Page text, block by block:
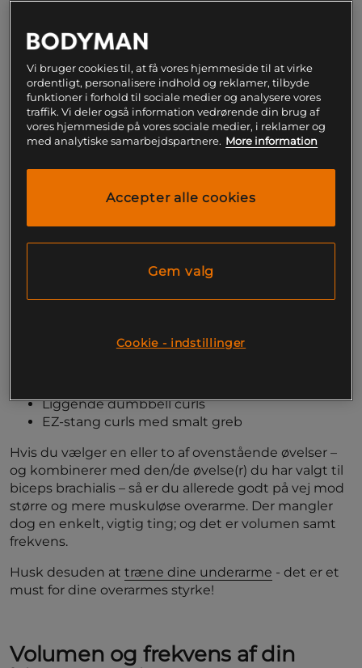
argumenteres for, at du rammer begge biceps
muskler under curls; men grundet musklernes
placering kan du sagtens variere det stress, som
hver muskel bliver udsat for; præcis som eksemplet
med hammer grip curls.
Biceps brachii hæfter oppe omkring skulderleddet,
brachii væsentlig mere end biceps brachialis.
øvelsen øger strækket over biceps-musklen.
Liggende dumbbell curls
EZ-stang curls med smalt greb
Hvis du vælger en eller to af ovenstående øvelser –
og kombinerer med den/de øvelse(r) du har valgt til
biceps brachialis – så er du allerede godt på vej mod
større og mere muskuløse overarme. Der mangler
dog en enkelt, vigtig ting; og det er volumen samt
frekvens.
Husk desuden at træne dine underarme - det er et
must for dine overarmes styrke!
Volumen og frekvens af din
Vi bruger cookies til, at få vores hjemmeside til at virke
ordentligt, personalisere indhold og reklamer, tilbyde
funktioner i forhold til sociale medier og analysere vores
traffik. Vi deler også information vedrørende din brug af
vores hjemmeside på vores sociale medier, i reklamer og
med analytiske samarbejdspartnere. More information
Accepter alle cookies
Gem valg
Cookie - indstillinger